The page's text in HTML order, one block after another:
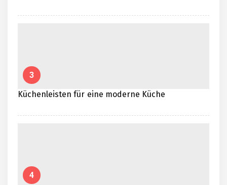
3
Küchenleisten für eine moderne Küche
4